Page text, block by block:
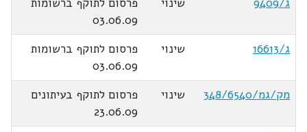
03.06.09
ג/16613
שינוי
פרסום לתוקף ברשומות
03.06.09
מק/גמ/348/6540
שינוי
פרסום לתוקף בעיתונים
23.06.09